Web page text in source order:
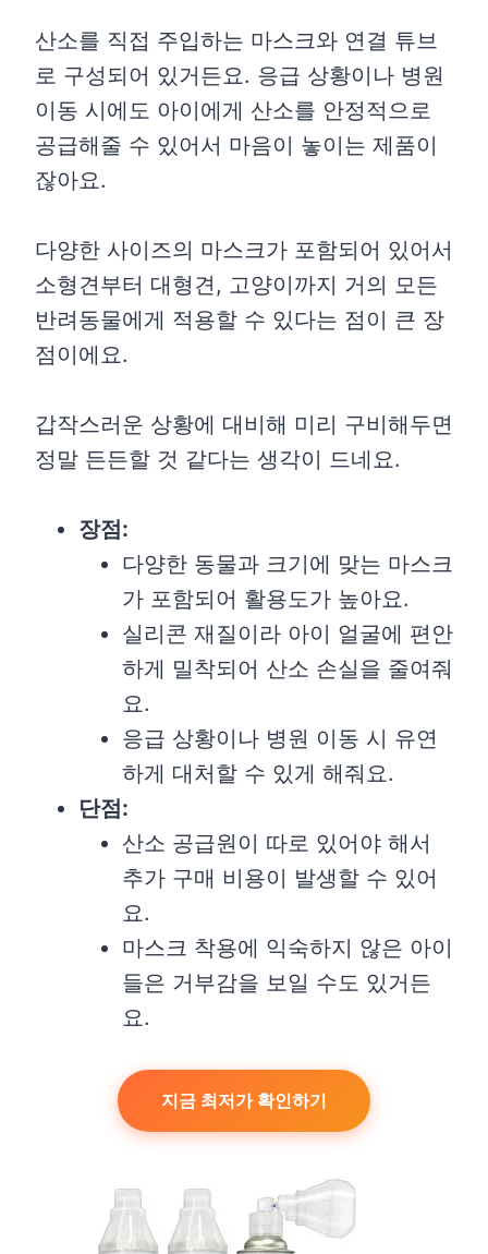
산소를 직접 주입하는 마스크와 연결 튜브
로 구성되어 있거든요. 응급 상황이나 병원
이동 시에도 아이에게 산소를 안정적으로
공급해줄 수 있어서 마음이 놓이는 제품이
잖아요.
다양한 사이즈의 마스크가 포함되어 있어서
소형견부터 대형견, 고양이까지 거의 모든
반려동물에게 적용할 수 있다는 점이 큰 장
점이에요.
갑작스러운 상황에 대비해 미리 구비해두면
정말 든든할 것 같다는 생각이 드네요.
장점:
다양한 동물과 크기에 맞는 마스크
가 포함되어 활용도가 높아요.
실리콘 재질이라 아이 얼굴에 편안
하게 밀착되어 산소 손실을 줄여줘
요.
응급 상황이나 병원 이동 시 유연
하게 대처할 수 있게 해줘요.
단점:
산소 공급원이 따로 있어야 해서
추가 구매 비용이 발생할 수 있어
요.
마스크 착용에 익숙하지 않은 아이
들은 거부감을 보일 수도 있거든
요.
지금 최저가 확인하기